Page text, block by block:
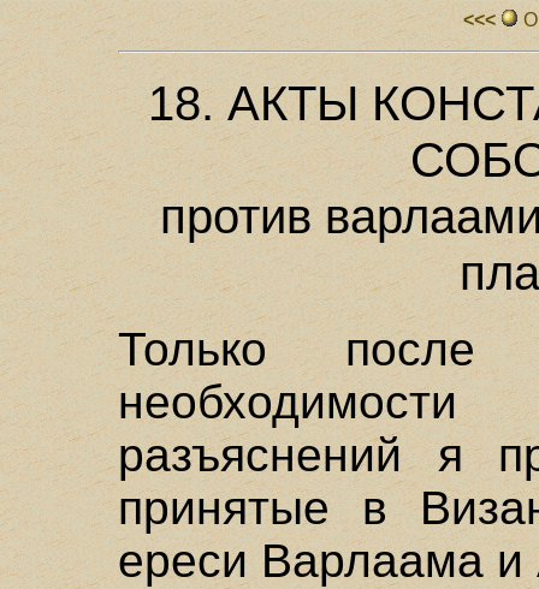
<<<
18. АКТЫ
против
Только
разъяснений я
принятые в
ереси Варлаама и